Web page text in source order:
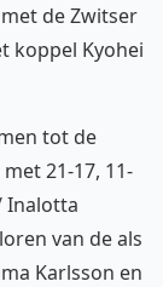
de Zwitser
koppel Kyohei
tot de
21-17, 11-
Inalotta
van de als
Karlsson en